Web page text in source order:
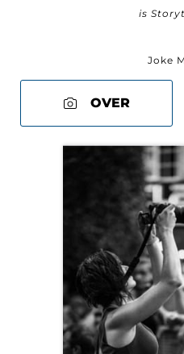
is
Joke
OVER